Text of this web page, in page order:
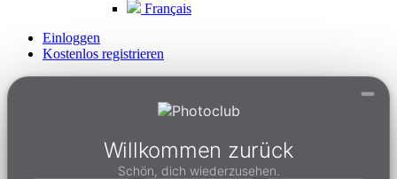
Français
Einloggen
Kostenlos registrieren
Willkommen zurück
Schön, dich wiederzusehen.